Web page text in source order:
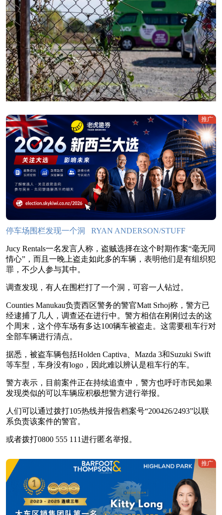
推广
停车场围栏发现一个洞 RYAN ANDERSON/STUFF
Jucy Rentals一名发言人称，盗贼选择在这个时期作案“毫无同
情心”，而且一晚上盗走如此多的车辆，表明他们是有组织犯
罪，不少人参与其中。
调查发现，有人在围栏打了一个洞，可容一人钻过。
Counties Manukau负责西区警务的警官Matt Srhoj称，警方已
经逮捕了几人，调查还在进行中。警方相信在刚刚过去的这
个周末，这个停车场有多达100辆车被盗走。这需要租车行对
全部车辆进行清点。
据悉，被盗车辆包括Holden Captiva、Mazda 3和Suzuki Swift
等车型，车身没有logo，因此难以辨认是租车行的车。
警方表示，目前案件正在持续追查中，警方也呼吁市民如果
发现类似的可以车辆应积极想警方进行举报。
人们可以通过拨打105热线并报告档案号“200426/2493”以联
系负责该案件的警官。
或者拨打0800 555 111进行匿名举报。
推广